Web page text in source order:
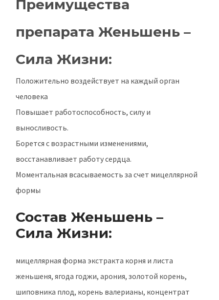
Преимущества
препарата Женьшень –
Сила Жизни:
Положительно воздействует на каждый орган
человека
Повышает работоспособность, силу и
выносливость.
Борется с возрастными изменениями,
восстанавливает работу сердца.
Моментальная всасываемость за счет мицеллярной
формы
Состав Женьшень –
Сила Жизни:
мицеллярная форма экстракта корня и листа
женьшеня, ягода годжи, арония, золотой корень,
шиповника плод, корень валерианы, концентрат